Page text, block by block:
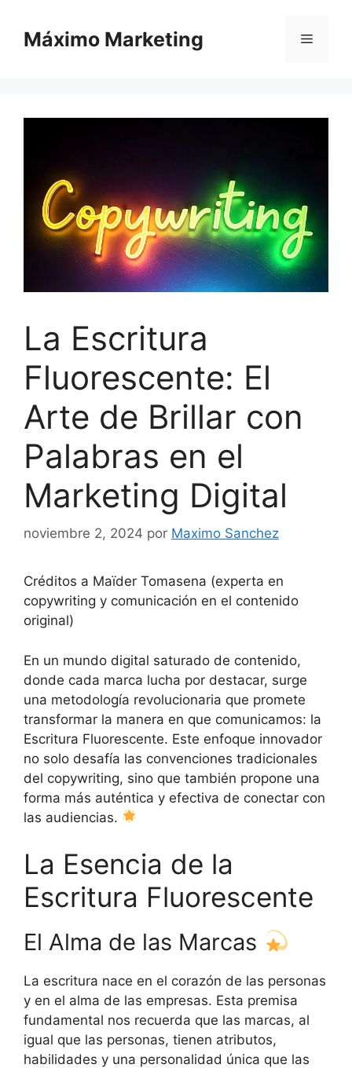
contenido
Máximo Marketing Menú
La Escritura
Fluorescente: El
Arte de Brillar con
Palabras en el
Marketing Digital
noviembre 2, 2024 por Maximo Sanchez
Créditos a Maïder Tomasena (experta en
copywriting y comunicación en el contenido
original)
En un mundo digital saturado de contenido,
donde cada marca lucha por destacar, surge
una metodología revolucionaria que promete
transformar la manera en que comunicamos: la
Escritura Fluorescente. Este enfoque innovador
no solo desafía las convenciones tradicionales
del copywriting, sino que también propone una
forma más auténtica y efectiva de conectar con
las audiencias.
La Esencia de la
Escritura Fluorescente
El Alma de las Marcas
La escritura nace en el corazón de las personas
y en el alma de las empresas. Esta premisa
fundamental nos recuerda que las marcas, al
igual que las personas, tienen atributos,
habilidades y una personalidad única que las